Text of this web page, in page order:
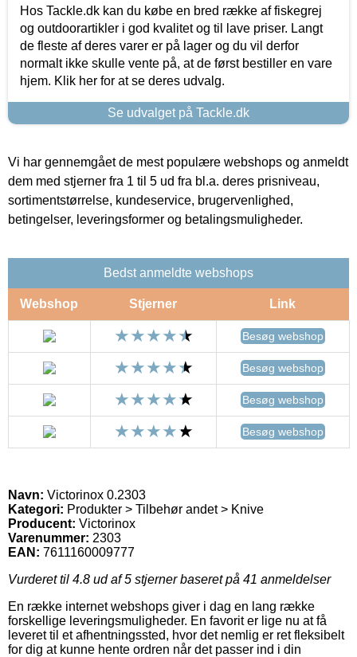
Hos Tackle.dk kan du købe en bred række af fiskegrej
og outdoorartikler i god kvalitet og til lave priser. Langt
de fleste af deres varer er på lager og du vil derfor
normalt ikke skulle vente på, at de først bestiller en vare
hjem. Klik her for at se deres udvalg.
Se udvalget på Tackle.dk
Vi har gennemgået de mest populære webshops og anmeldt
dem med stjerner fra 1 til 5 ud fra bl.a. deres prisniveau,
sortimentstørrelse, kundeservice, brugervenlighed,
betingelser, leveringsformer og betalingsmuligheder.
Bedst anmeldte webshops
Webshop Stjerner Link
Besøg webshop
Besøg webshop
Besøg webshop
Besøg webshop
Navn: Victorinox 0.2303
Kategori: Produkter > Tilbehør andet > Knive
Producent: Victorinox
Varenummer: 2303
EAN: 7611160009777
Vurderet til 4.8 ud af 5 stjerner baseret på 41 anmeldelser
En række internet webshops giver i dag en lang række
forskellige leveringsmuligheder. En favorit er lige nu at få
leveret til et afhentningssted, hvor det nemlig er ret fleksibelt
for dig at kunne hente ordren når det passer ind i din